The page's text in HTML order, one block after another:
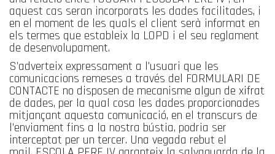
aquest cas seran incorporats les dades facilitades, i
en el moment de les quals el client serà informat en
els termes que estableix la LOPD i el seu reglament
de desenvolupament.
S’adverteix expressament a l’usuari que les
comunicacions remeses a través del FORMULARI DE
CONTACTE no disposen de mecanisme algun de xifrat
de dades, per la qual cosa les dades proporcionades
mitjançant aquesta comunicació, en el transcurs de
l’enviament fins a la nostra bústia, podria ser
interceptat per un tercer. Una vegada rebut el